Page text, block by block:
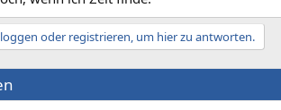
oder registrieren, um hier zu antworten.